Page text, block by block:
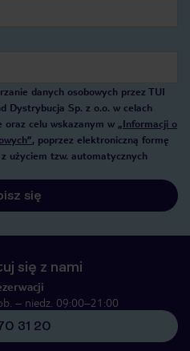
danych osobowych przez TUI
Dystrybucja Sp. z o.o. w celach
oraz celu wskazanym w „Informacji o
, poprzez elektroniczną formę
użyciem tzw. automatycznych
się
się z nami
– niedz. 09:00–21:00
31 20